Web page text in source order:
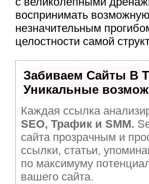
воспринимать
незначительным
целостности самой
Забиваем Сайты В
Уникальные
Каждая ссылка
SEO, Трафик и SMM.
сайта прозрачным и
ссылки, статьи,
по максимуму
вашего сайта.